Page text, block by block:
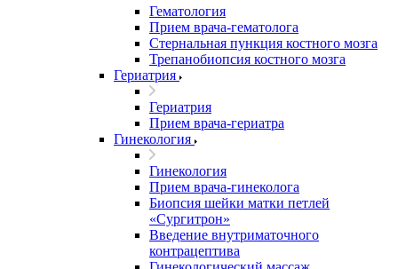
Гематология
Прием врача-гематолога
Стернальная пункция костного мозга
Трепанобиопсия костного мозга
Гериатрия
Гериатрия
Прием врача-гериатра
Гинекология
Гинекология
Прием врача-гинеколога
Биопсия шейки матки петлей
«Сургитрон»
Введение внутриматочного
контрацептива